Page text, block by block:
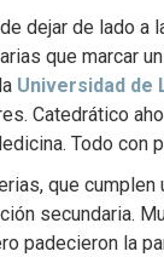
dejar de lado
que marcar
Universidad de
Catedrático
Todo con
que
secundaria.
padecieron la